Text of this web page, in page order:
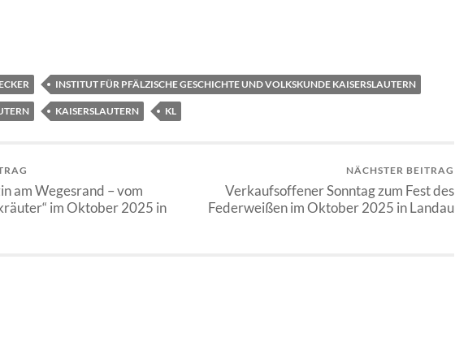
INSTITUT FÜR PFÄLZISCHE GESCHICHTE UND VOLKSKUNDE KAISERSLAUTERN
KAISERSLAUTERN KL
am Wegesrand – vom
im Oktober 2025 in
NÄCHSTER BEITRAG
Verkaufsoffener Sonntag zum Fest des
Federweißen im Oktober 2025 in Landau